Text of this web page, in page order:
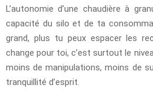
L’autonomie d’une chaudière à
capacité du silo et de ta
grand, plus tu peux espacer les
change pour toi, c’est surtout le
moins de manipulations, moins de
tranquillité d’esprit.